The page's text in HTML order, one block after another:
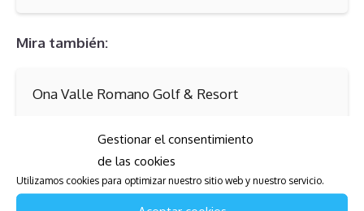
Gestionar el consentimiento
de las cookies
Utilizamos cookies para optimizar nuestro sitio web y nuestro servicio.
Mira también:
Ona Valle Romano Golf & Resort
Conclusión
En resumen, ser propietario de una multipropiedad